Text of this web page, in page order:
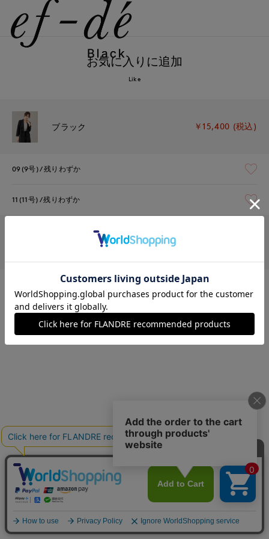
お気に入りに追加
Like
ブラック ￥15,400 (税込)
09(9号) 残りわずか
11(11号) 残りわずか
残り1点 1週間前後で出荷予定
11(11号) 在庫あり